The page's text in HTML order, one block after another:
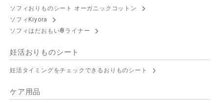
ソフィおりものシート オーガニックコットン
ソフィKiyora
ソフィはだおもい®ライナー
妊活おりものシート
妊活タイミングをチェックできるおりものシート
ケア用品